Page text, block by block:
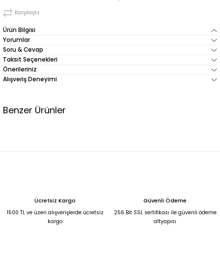
Karşılaştır
Ürün Bilgisi
Yorumlar
Soru & Cevap
Taksit Seçenekleri
Önerileriniz
Alışveriş Deneyimi
Benzer Ürünler
Ücretsiz Kargo
1500 TL ve üzeri alışverişlerde ücretsiz
kargo
Güvenli Ödeme
256 Bit SSL sertifikası ile güvenli ödeme
altyapısı